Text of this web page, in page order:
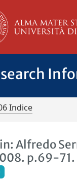
Indice
Alfredo
p.69-71.